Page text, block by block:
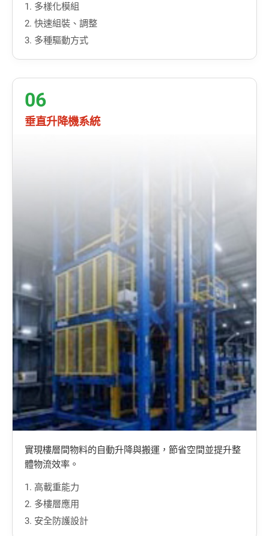
1. 多樣化模組
2. 快速組裝、調整
3. 多種驅動方式
06
垂直升降機系統
實現樓層間物料的自動升降與搬運，節省空間並提升整
體物流效率。
1. 高載重能力
2. 多樓層應用
3. 安全防護設計